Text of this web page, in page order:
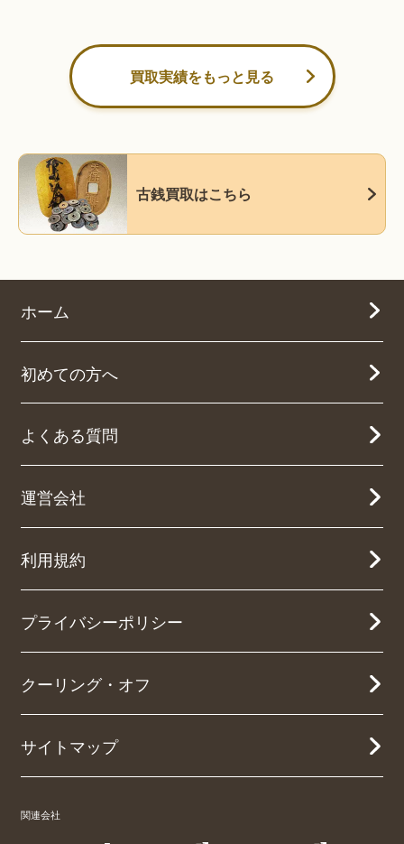
買取実績をもっと見る
古銭買取はこちら
ホーム
初めての方へ
よくある質問
運営会社
利用規約
プライバシーポリシー
クーリング・オフ
サイトマップ
関連会社